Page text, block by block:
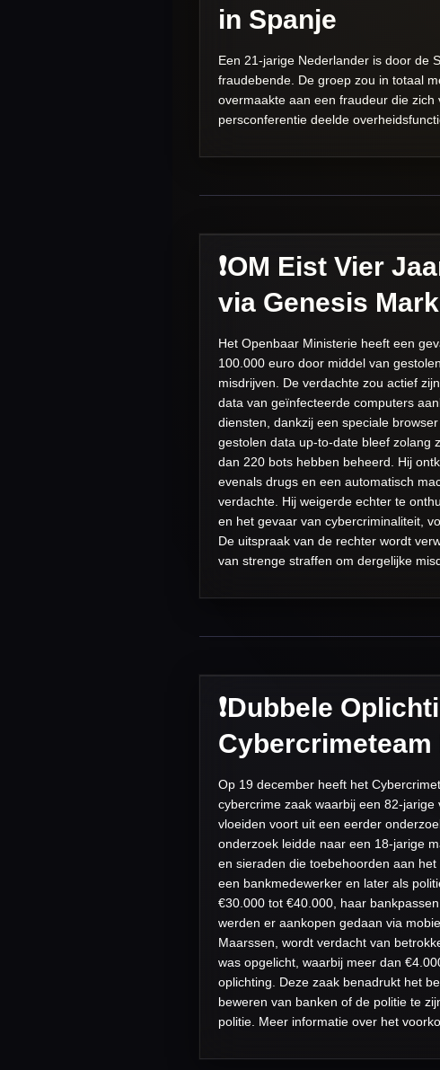
in Spanje
Een 21-jarige Nederlander is door de
fraudebende. De groep zou in totaal
overmaakte aan een fraudeur die
persconferentie deelde
❗️OM Eist Vier
via Genesis
Het Openbaar Ministerie heeft een
100.000 euro door middel van
misdrijven. De verdachte zou actief
data van geïnfecteerde computers
diensten, dankzij een speciale
gestolen data up-to-date bleef zolang
dan 220 bots hebben beheerd. Hij
evenals drugs en een automatisch
verdachte. Hij weigerde echter te
en het gevaar van cybercriminaliteit,
De uitspraak van de rechter wordt
van strenge straffen om dergelijke
❗️Dubbele
Cybercrimeteam
Op 19 december heeft het
cybercrime zaak waarbij een 82-
vloeiden voort uit een eerder
onderzoek leidde naar een 18-jarige
en sieraden die toebehoorden aan
een bankmedewerker en later als
€30.000 tot €40.000, haar
werden er aankopen gedaan via
Maarssen, wordt verdacht van
was opgelicht, waarbij meer dan
oplichting. Deze zaak benadrukt het
beweren van banken of de politie te
politie. Meer informatie over het